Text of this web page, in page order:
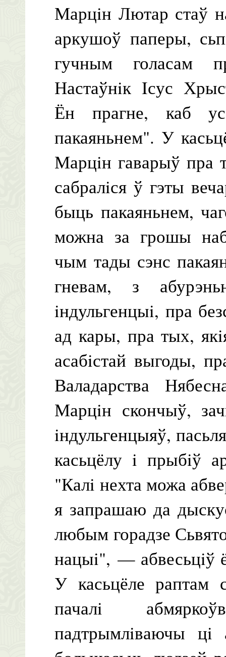
Марцiн Лютар стаў
аркушоў паперы,
гучным голасам
Настаўнiк Iсус
Ён прагне, каб
пакаяньнем". У
Марцiн гаварыў пра
сабралiся ў гэты
быць пакаяньнем,
можна за грошы
чым тады сэнс
гневам, з
iндульгенцыi, пра
ад кары, пра тых,
асабiстай выгоды,
Валадарства
Марцiн скончыў,
iндульгенцыяў,
касьцёлу i прыбiў
"Калi нехта можа
я запрашаю да
любым горадзе
нацыi", — абвесьцiў
У касьцёле раптам
пачалi
падтрымлiваючы цi